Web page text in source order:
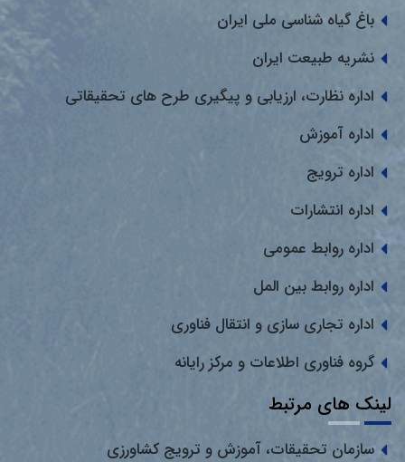
باغ گیاه شناسی ملی ایران
نشریه طبیعت ایران
اداره نظارت، ارزیابی و پیگیری طرح های تحقیقاتی
اداره آموزش
اداره ترویج
اداره انتشارات
اداره روابط عمومی
اداره روابط بین المل
اداره تجاری سازی و انتقال فناوری
گروه فناوری اطلاعات و مرکز رایانه
لینک های مرتبط
سازمان تحقیقات، آموزش و ترویج کشاورزی